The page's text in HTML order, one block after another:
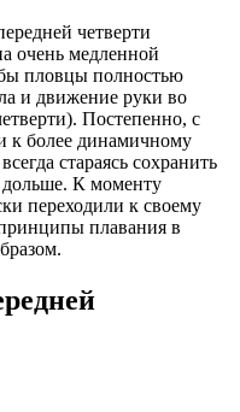
четверти
очень медленной
пловцы полностью
и движение руки во
Постепенно, с
к более динамичному
стараясь сохранить
К моменту
переходили к своему
плавания в